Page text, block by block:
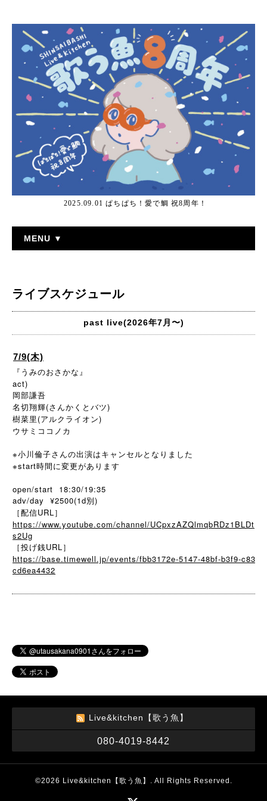
2025.09.01 ぱちぱち！愛で鯛 祝8周年！
MENU ▼
ライブスケジュール
past live(2026年7月〜)
7/9(木)
『うみのおさかな』
act)
岡部謙吾
名切翔輝(さんかくとバツ)
樹菜里(アルクライオン)
ウサミココノカ
※小川倫子さんの出演はキャンセルとなりました
※start時間に変更があります
open/start 18:30/19:35
adv/day ¥2500(1d別)
［配信URL］
https://www.youtube.com/channel/UCpxzAZQlmqbRDz1BLDt
s2Ug
［投げ銭URL］
https://base.timewell.jp/events/fbb3172e-5147-48bf-b3f9-c83
cd6ea4432
Live&kitchen【歌う魚】
080-4019-8442
©2026 Live&kitchen【歌う魚】 . All Rights Reserved.